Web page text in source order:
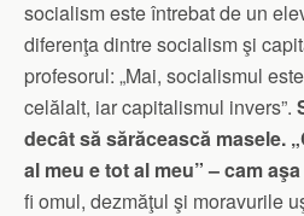
socialism este întrebat de un
diferenţa dintre socialism şi
profesorul: „Mai, socialismul
celălalt, iar capitalismul invers”.
decât să sărăcească masele.
al meu e tot al meu” – cam
fi omul, dezmăţul şi moravurile